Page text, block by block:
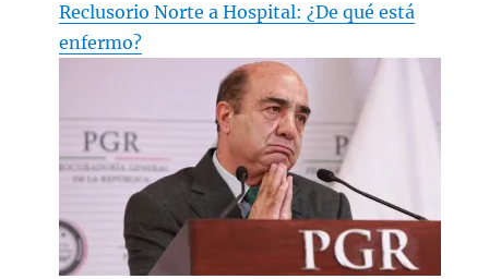
Reclusorio Norte a Hospital: ¿De qué está
enfermo?